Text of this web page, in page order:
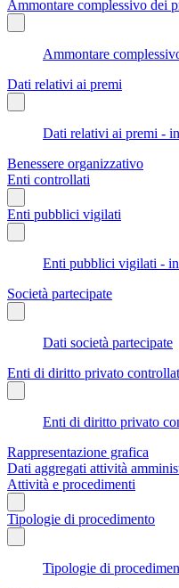
Ammontare complessivo dei
Ammontare
Dati relativi ai premi
Dati relativi ai premi -
Benessere organizzativo
Enti controllati
Enti pubblici vigilati
Enti pubblici vigilati -
Società partecipate
Dati società partecipate
Enti di diritto privato
Enti di diritto privato
Rappresentazione grafica
Dati aggregati attività
Attività e procedimenti
Tipologie di procedimento
Tipologie di